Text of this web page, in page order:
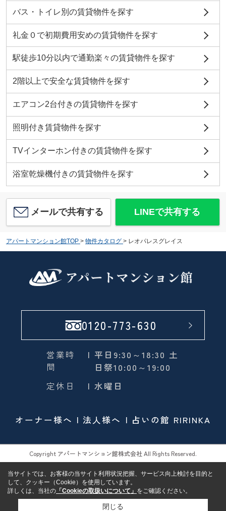
バス・トイレ別の賃貸物件を探す
礼金０で初期費用安めの賃貸物件を探す
駅徒歩10分以内で通勤楽々の賃貸物件を探す
2階以上で安全な賃貸物件を探す
エアコン2台付きの賃貸物件を探す
照明付き賃貸物件を探す
TVインターホン付きの賃貸物件を探す
浴室乾燥機付きの賃貸物件を探す
メールで共有する LINEで共有する
アパートマンション館TOP > 物件カタログ > レオパレスグレイス
0120-773-630
営業時
間
| 平日9:30～18:30 土
日祭10:00～19:00
定休日
| 水曜日
オーナー様へ 法人様へ 占いの館 RIRINKA
Copyright アパートマンション館株式会社 All Rights Reserved.
当サイトでは、お客様の当サイト利用状況把握、サービス向上検討を目的と
して、クッキー（Cookie）を使用しています。
詳しくは、当社の 「Cookieの取扱いについて」 をご確認ください。
閉じる